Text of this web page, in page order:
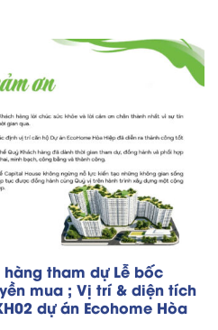
tham dự Lễ bốc
mua ; Vị trí & diện tích
dự án Ecohome Hòa